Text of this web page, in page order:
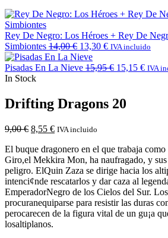
Rey De Negro: Los Héroes + Rey De
Simbiontes 14,00€ 13,30 € IVA incluido
Pisadas En La Nieve 15,95€ 15,15 € IVA
In Stock
Drifting Dragons 20
9,00€ 8,55 € IVA incluido
El buque dragonero en el que trabaja
Giro,el Mekkira Mon, ha naufragado, y sus
peligro. ElQuin Zaza se dirige hacia los
intenci¢nde rescatarlos y dar caza al
EmperadorNegro de los Cielos del Sur.
procuranequiparse para resistir las duras
perocarecen de la figura vital de un gu¡a
losaltiplanos.